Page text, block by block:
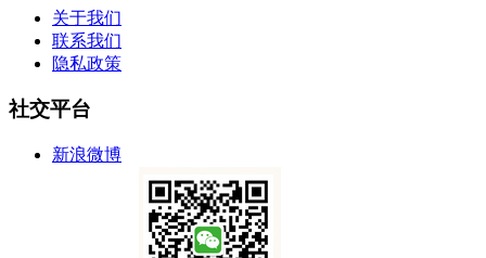
关于我们
联系我们
隐私政策
社交平台
新浪微博